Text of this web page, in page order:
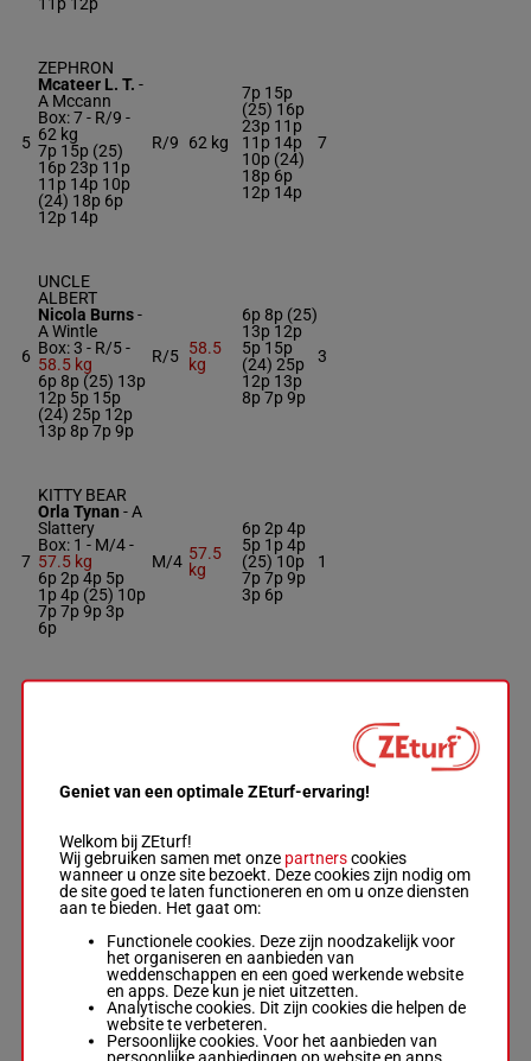
5
ZEPHRON
Mcateer L. T. -
A Mccann
Box: 7 - R/9 -
62 kg
7p 15p (25)
16p 23p 11p
11p 14p 10p
(24) 18p 6p
12p 14p
R/9 62 kg
7p 15p
(25) 16p
23p 11p
11p 14p
10p (24)
18p 6p
12p 14p
7
6
UNCLE
ALBERT
Nicola Burns-
A Wintle
Box: 3 - R/5 -
58.5 kg
6p 8p (25) 13p
12p 5p 15p
(24) 25p 12p
13p 8p 7p 9p
R/5 58.5
kg
6p 8p (25)
13p 12p
5p 15p
(24) 25p
12p 13p
8p 7p 9p
3
7
KITTY BEAR
Orla Tynan -A
Slattery
Box: 1 - M/4 -
57.5 kg
6p 2p 4p 5p
1p 4p (25) 10p
7p 7p 9p 3p
6p
M/4 57.5
kg
6p 2p 4p
5p 1p 4p
(25) 10p
7p 7p 9p
3p 6p
1
3p 6p 5p 9p
1p 6p 9p
13p 11p
1p 6p 9p
GOBI STAR
J Barcoe
R/8 -
17p 14p 7p
10p (25) 14p
(24) 18p 12p
12p 6p 12p 7p
R/8 58.5
kg
7p 10p
(25) 14p
(24) 18p
12p 12p
6p 12p 7p
4p
13
Geniet van een optimale ZEturf-ervaring!
Welkom bij ZEturf!
Wij gebruiken samen met onze partnerscookies
wanneer u onze site bezoekt. Deze cookies zijn nodig om
de site goed te laten functioneren en om u onze diensten
aan te bieden. Het gaat om:
Functionele cookies. Deze zijn noodzakelijk voor
het organiseren en aanbieden van
weddenschappen en een goed werkende website
en apps. Deze kun je niet uitzetten.
Analytische cookies. Dit zijn cookies die helpen de
website te verbeteren.
Persoonlijke cookies. Voor het aanbieden van
persoonlijke aanbiedingen op website en apps